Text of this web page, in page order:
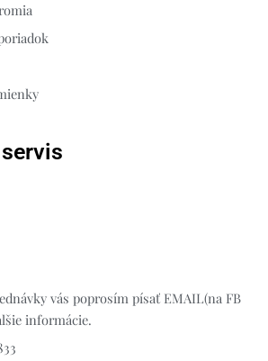
vás poprosím písať EMAIL(na FB
informácie.